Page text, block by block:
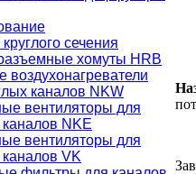
сечения
хомуты HRB
воздухонагреватели
каналов NKW
вентиляторы для
каналов NKE
вентиляторы для
каналов VK